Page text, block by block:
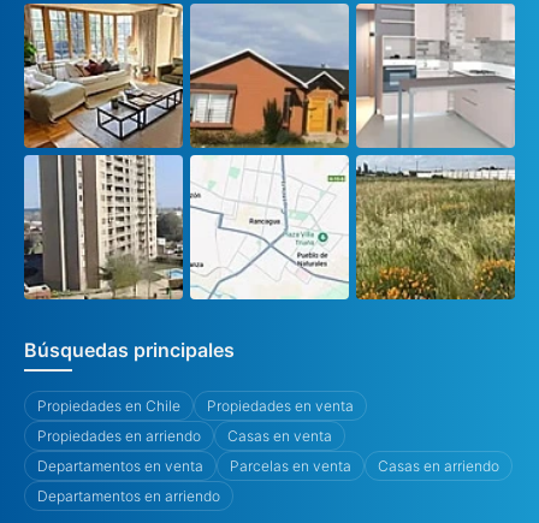
Búsquedas principales
Propiedades en Chile
Propiedades en venta
Propiedades en arriendo
Casas en venta
Departamentos en venta
Parcelas en venta
Casas en arriendo
Departamentos en arriendo